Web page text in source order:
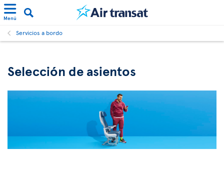
Menú
Servicios a bordo
Selección de asientos